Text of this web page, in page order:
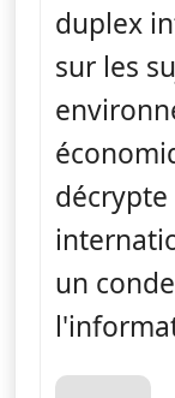
duplex
sur les
un